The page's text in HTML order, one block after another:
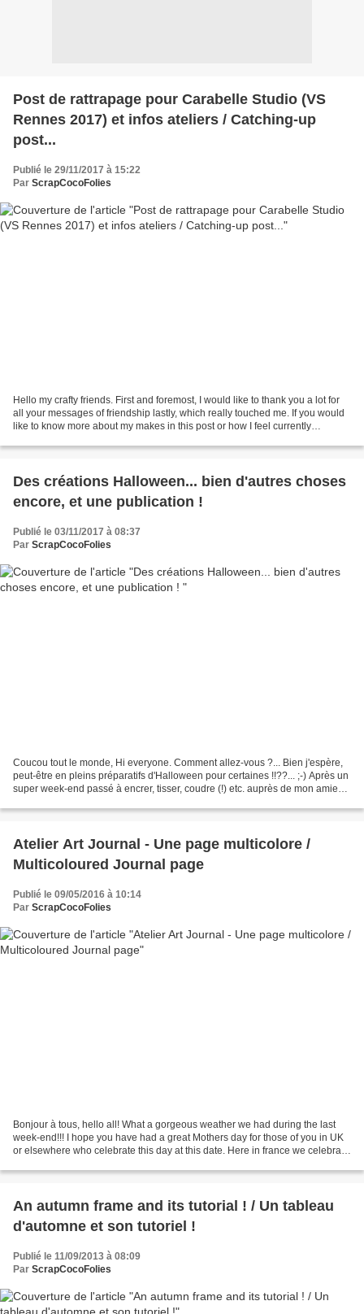
Post de rattrapage pour Carabelle Studio (VS
Rennes 2017) et infos ateliers / Catching-up
post...
Publié le 29/11/2017 à 15:22
Par ScrapCocoFolies
Hello my crafty friends. First and foremost, I would like to thank you a lot for
all your messages of friendship lastly, which really touched me. If you would
like to know more about my makes in this post or how I feel currently
Des créations Halloween... bien d'autres choses
encore, et une publication !
Publié le 03/11/2017 à 08:37
Par ScrapCocoFolies
Coucou tout le monde, Hi everyone. Comment allez-vous ?... Bien j'espère,
peut-être en pleins préparatifs d'Halloween pour certaines !!??... ;-) Après un
super week-end passé à encrer, tisser, coudre (!) etc. auprès de mon amie
Atelier Art Journal - Une page multicolore /
Multicoloured Journal page
Publié le 09/05/2016 à 10:14
Par ScrapCocoFolies
Bonjour à tous, hello all! What a gorgeous weather we had during the last
week-end!!! I hope you have had a great Mothers day for those of you in UK
or elsewhere who celebrate this day at this date. Here in france we celebrate
An autumn frame and its tutorial ! / Un tableau
d'automne et son tutoriel !
Publié le 11/09/2013 à 08:09
Par ScrapCocoFolies